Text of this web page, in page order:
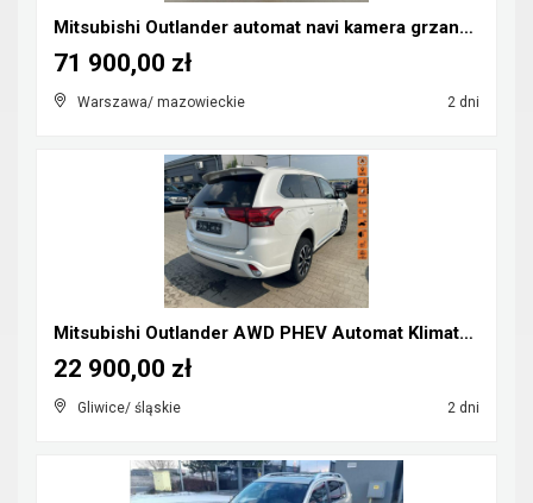
Mitsubishi Outlander automat navi kamera grzane fo...
Warszawa/ mazowieckie 2 dni
71 900,00 zł
Mitsubishi Outlander AWD PHEV Automat Klimatronik ...
Gliwice/ śląskie 2 dni
22 900,00 zł